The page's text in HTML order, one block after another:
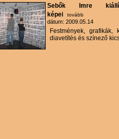
Sebők Imre
képei
tovább
dátum: 2009.05.14
Festmények, grafikák,
diavetítés és színező